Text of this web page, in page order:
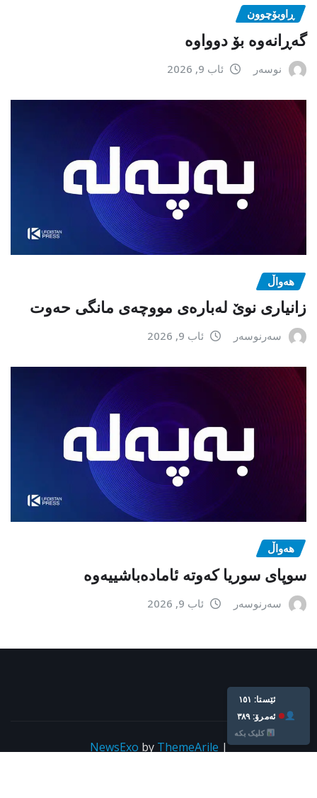
ڕاوبۆچوون
گەڕانەوە بۆ دوواوە
نوسەر ئاب 9, 2026
هەواڵ
زانیاری نوێ لەبارەی مووچەی مانگی حەوت
سەرنوسەر ئاب 9, 2026
هەواڵ
سوپای سوریا کەوتە ئامادەباشییەوە
سەرنوسەر ئاب 9, 2026
|
NewsExo by ThemeArile
ئێستا: ١٥١
ئه‌مرۆ: ٣٨٩
کلیک بکە